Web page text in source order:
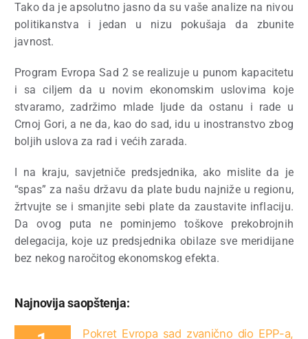
Tako da je apsolutno jasno da su vaše analize na nivou
politikanstva i jedan u nizu pokušaja da zbunite
javnost.
Program Evropa Sad 2 se realizuje u punom kapacitetu
i sa ciljem da u novim ekonomskim uslovima koje
stvaramo, zadržimo mlade ljude da ostanu i rade u
Crnoj Gori, a ne da, kao do sad, idu u inostranstvo zbog
boljih uslova za rad i većih zarada.
I na kraju, savjetniče predsjednika, ako mislite da je
“spas” za našu državu da plate budu najniže u regionu,
žrtvujte se i smanjite sebi plate da zaustavite inflaciju.
Da ovog puta ne pominjemo toškove prekobrojnih
delegacija, koje uz predsjednika obilaze sve meridijane
bez nekog naročitog ekonomskog efekta.
Najnovija saopštenja:
Pokret Evropa sad zvanično dio EPP-a,